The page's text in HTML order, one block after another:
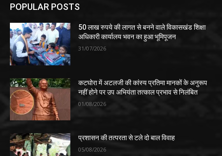
POPULAR POSTS
50 लाख रुपये की लागत से बनने वाले विकासखंड शिक्षा
अधिकारी कार्यालय भवन का हुआ भूमिपूजन
31/07/2026
कटघोरा में अटलजी की कांस्य प्रतिमा मानकों के अनुरूप
नहीं होने पर उप अभियंता तत्काल प्रभाव से निलंबित
01/08/2026
प्रशासन की तत्परता से टले दो बाल विवाह
05/08/2026